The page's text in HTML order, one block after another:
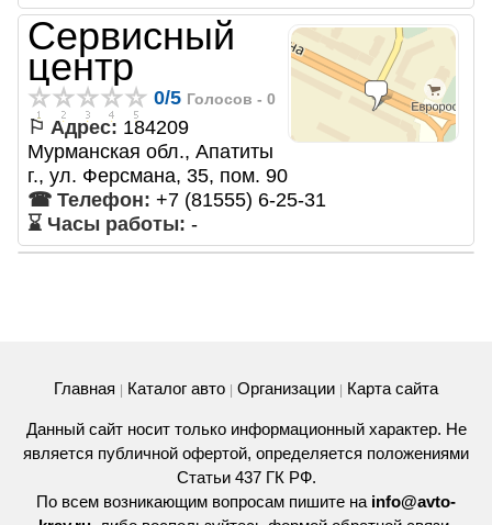
Сервисный
центр
0/5 Голосов - 0
⚐ Адрес: 184209
Мурманская обл., Апатиты
г., ул. Ферсмана, 35, пом. 90
☎ Телефон: +7 (81555) 6-25-31
⌛ Часы работы: -
Главная Каталог авто Организации Карта сайта
Данный сайт носит только информационный характер. Не
является публичной офертой, определяется положениями
Статьи 437 ГК РФ.
По всем возникающим вопросам пишите на info@avto-